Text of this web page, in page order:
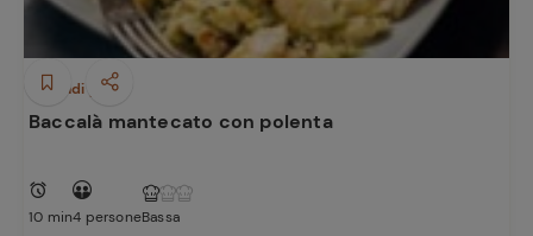
Secondi piatti
Baccalà mantecato con polenta
10 min4 personeBassa